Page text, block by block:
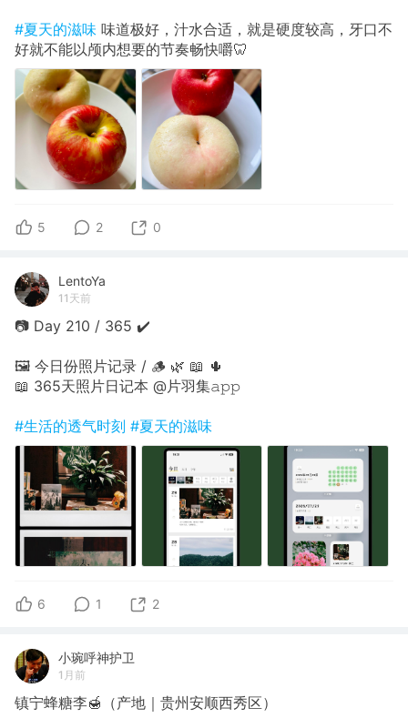
#夏天的滋味 味道极好，汁水合适，就是硬度较高，牙口不
好就不能以颅内想要的节奏畅快嚼🦷
5 2 0
LentoYa
11天前
📷 Day 210 / 365 ✔️
🖼 今日份照片记录 / 🪵 🌿 📖 🌵
📖 365天照片日记本 @片羽集𝚊𝚙𝚙
#生活的透气时刻 #夏天的滋味
6 1 2
小琬呼神护卫
1月前
镇宁蜂糖李🍯（产地｜贵州安顺西秀区）